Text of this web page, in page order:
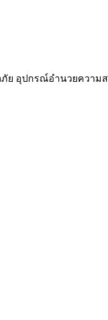
อุปกรณ์อำนวยควา